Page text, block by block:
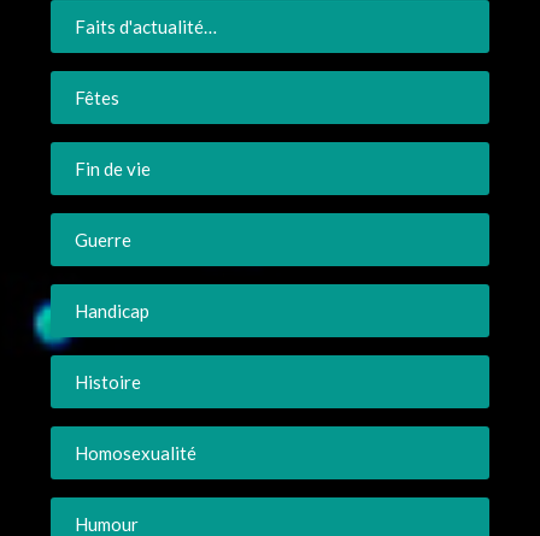
Faits d'actualité…
Fêtes
Fin de vie
Guerre
Handicap
Histoire
Homosexualité
Humour